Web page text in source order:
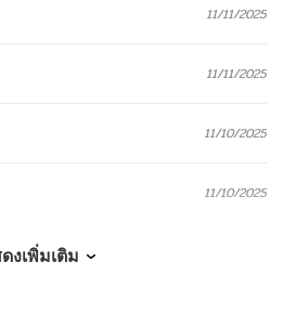
11/11/2025
11/11/2025
11/10/2025
11/10/2025
งเพิ่มเติม